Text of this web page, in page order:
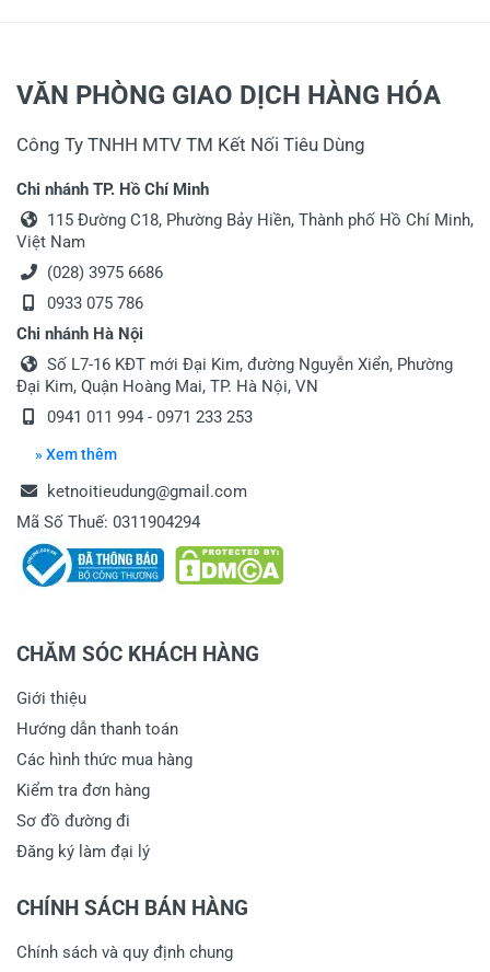
VĂN PHÒNG GIAO DỊCH HÀNG HÓA
Công Ty TNHH MTV TM Kết Nối Tiêu Dùng
Chi nhánh TP. Hồ Chí Minh
115 Đường C18, Phường Bảy Hiền, Thành phố Hồ Chí Minh,
Việt Nam
(028) 3975 6686
0933 075 786
Chi nhánh Hà Nội
Số L7-16 KĐT mới Đại Kim, đường Nguyễn Xiển, Phường
Đại Kim, Quận Hoàng Mai, TP. Hà Nội, VN
0941 011 994 - 0971 233 253
» Xem thêm
ketnoitieudung@gmail.com
Mã Số Thuế: 0311904294
CHĂM SÓC KHÁCH HÀNG
Giới thiệu
Hướng dẫn thanh toán
Các hình thức mua hàng
Kiểm tra đơn hàng
Sơ đồ đường đi
Đăng ký làm đại lý
CHÍNH SÁCH BÁN HÀNG
Chính sách và quy định chung